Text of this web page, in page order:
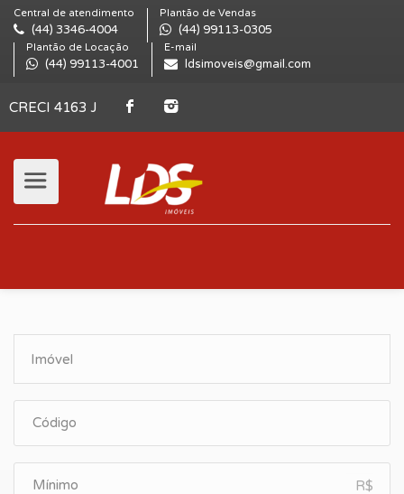
Central de atendimento
(44) 3346-4004
Plantão de Vendas
(44) 99113-0305
Plantão de Locação
(44) 99113-4001
E-mail
ldsimoveis@gmail.com
CRECI 4163 J
R$